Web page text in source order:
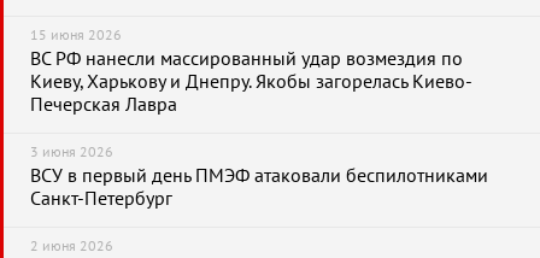
15 июня 2026
ВС РФ нанесли массированный удар возмездия по
Киеву, Харькову и Днепру. Якобы загорелась Киево-
Печерская Лавра
3 июня 2026
ВСУ в первый день ПМЭФ атаковали беспилотниками
Санкт-Петербург
2 июня 2026